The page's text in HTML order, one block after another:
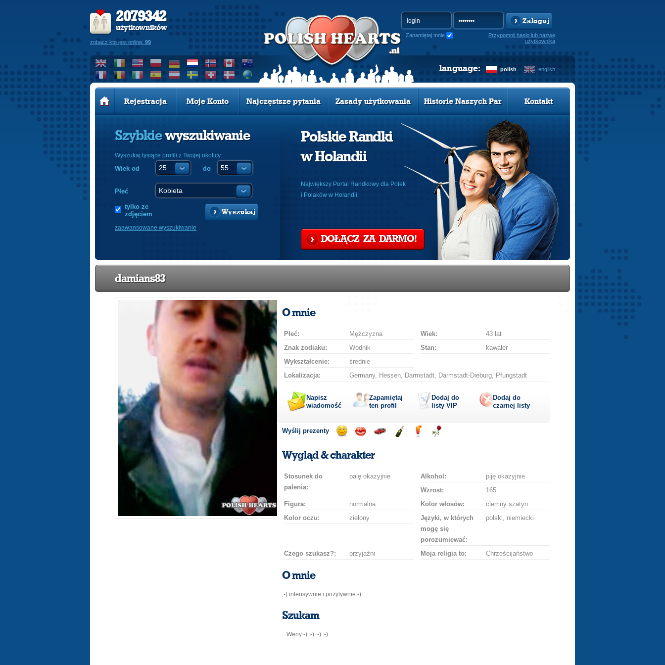
2079342
użytkowników
zobacz kto jest online: 99
Zaloguj
Zapamiętaj mnie
Przypomnij hasło lub nazwę
użytkownika
polish english
language:
Rejestracja Moje Konto Najczęstsze pytania Zasady użytkowania Historie Naszych Par Kontakt
Szybkiewyszukiwanie
Wyszukaj tysiące profili z Twojej okolicy:
Wiek od do
Płeć
tylko ze
zdjęciem
Wyszukaj
zaawansowane wyszukiwanie
Polskie Randki
w Holandii
Największy Portal Randkowy dla Polek
i Polaków w Holandii.
DOŁĄCZ ZA DARMO!
damians83
O mnie
Płeć: Mężczyzna Wiek:
43 lat
Znak zodiaku:
Wodnik Stan:
kawaler
Wykształcenie:
średnie
Lokalizacja:
Germany, Hessen, Darmstadt, Darmstadt-Dieburg, Pfungstadt
Napisz
wiadomość
Zapamiętaj
ten profil
Dodaj do
listy VIP
Dodaj do
czarnej listy
Wyślij prezenty
uśmiechbuziaka
Wygląd & charakter
Stosunek do
palenia:
palę okazyjnie Alkohol:
piję okazyjnie
Wzrost:
165
Figura:
normalna Kolor włosów:
ciemny szatyn
Kolor oczu:
zielony
Języki, w których
mogę się
porozumiewać:
polski, niemiecki
Czego szukasz?: przyjaźni Moja religia to: Chrześcijaństwo
O mnie
;-) intensywnie i pozytywnie:-)
Szukam
.. Weny:-) :-) :-) :-)